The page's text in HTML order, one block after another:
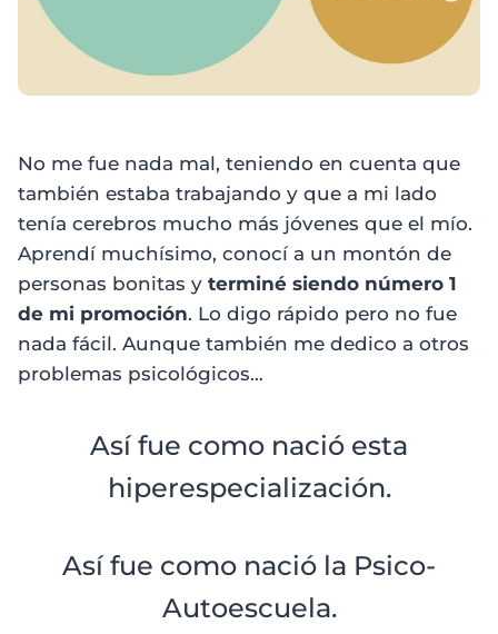
No me fue nada mal, teniendo en cuenta que
también estaba trabajando y que a mi lado
tenía cerebros mucho más jóvenes que el mío.
Aprendí muchísimo, conocí a un montón de
personas bonitas y terminé siendo número 1
de mi promoción. Lo digo rápido pero no fue
nada fácil. Aunque también me dedico a otros
problemas psicológicos…
Así fue como nació esta
hiperespecialización.
Así fue como nació la Psico-
Autoescuela.